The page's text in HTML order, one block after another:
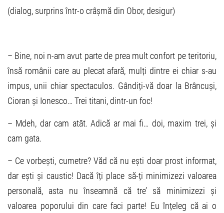
(dialog, surprins într-o crâșmă din Obor, desigur)
– Bine, noi n-am avut parte de prea mult confort pe teritoriu,
însă românii care au plecat afară, mulți dintre ei chiar s-au
impus, unii chiar spectaculos. Gândiți-vă doar la Brâncuși,
Cioran și Ionesco… Trei titani, dintr-un foc!
– Mdeh, dar cam atât. Adică ar mai fi… doi, maxim trei, și
cam gata.
– Ce vorbești, cumetre? Văd că nu ești doar prost informat,
dar ești și caustic! Dacă îți place să-ți minimizezi valoarea
personală, asta nu înseamnă că tre’ să minimizezi și
valoarea poporului din care faci parte! Eu înțeleg că ai o